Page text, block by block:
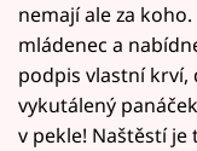
nemají ale za
mládenec a
podpis vlastní krví,
vykutálený
v pekle! Naštěstí